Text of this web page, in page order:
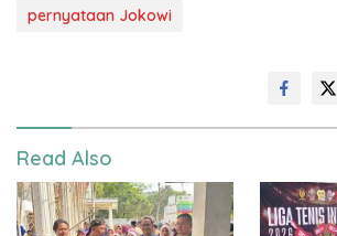
pernyataan Jokowi
Read Also